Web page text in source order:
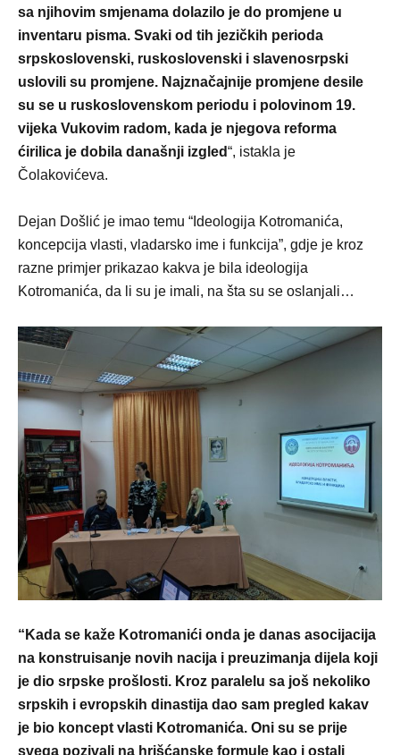
sa njihovim smjenama dolazilo je do promjene u
inventaru pisma. Svaki od tih jezičkih perioda
srpskoslovenski, ruskoslovenski i slavenosrpski
uslovili su promjene. Najznačajnije promjene desile
su se u ruskoslovenskom periodu i polovinom 19.
vijeka Vukovim radom, kada je njegova reforma
ćirilica je dobila današnji izgled“, istakla je
Čolakovićeva.
Dejan Došlić je imao temu “Ideologija Kotromanića,
koncepcija vlasti, vladarsko ime i funkcija”, gdje je kroz
razne primjer prikazao kakva je bila ideologija
Kotromanića, da li su je imali, na šta su se oslanjali…
“Kada se kaže Kotromanići onda je danas asocijacija
na konstruisanje novih nacija i preuzimanja dijela koji
je dio srpske prošlosti. Kroz paralelu sa još nekoliko
srpskih i evropskih dinastija dao sam pregled kakav
je bio koncept vlasti Kotromanića. Oni su se prije
svega pozivali na hrišćanske formule kao i ostali